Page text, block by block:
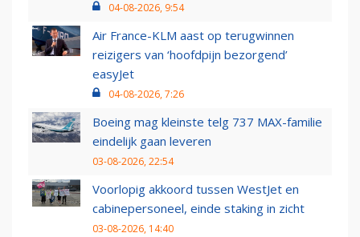
04-08-2026, 9:54
Air France-KLM aast op terugwinnen
reizigers van ‘hoofdpijn bezorgend’
easyJet
04-08-2026, 7:26
Boeing mag kleinste telg 737 MAX-familie
eindelijk gaan leveren
03-08-2026, 22:54
Voorlopig akkoord tussen WestJet en
cabinepersoneel, einde staking in zicht
03-08-2026, 14:40